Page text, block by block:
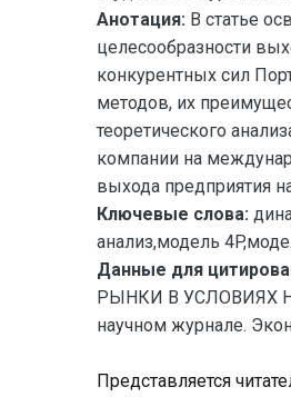
Анотация: В статье
целесообразности
конкурентных сил
методов, их
теоретического
компании на
выхода предприятия
Ключевые слова:
анализ,модель
Данные для
РЫНКИ В УСЛОВИЯХ
научном журнале.
Представляется